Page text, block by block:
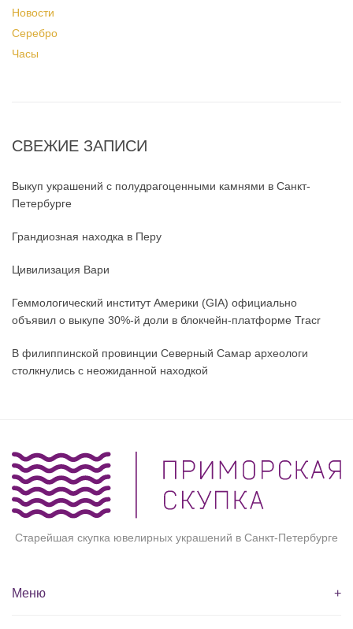
Новости
Серебро
Часы
СВЕЖИЕ ЗАПИСИ
Выкуп украшений с полудрагоценными камнями в Санкт-
Петербурге
Грандиозная находка в Перу
Цивилизация Вари
Геммологический институт Америки (GIA) официально
объявил о выкупе 30%-й доли в блокчейн-платформе Tracr
В филиппинской провинции Северный Самар археологи
столкнулись с неожиданной находкой
Старейшая скупка ювелирных украшений в Санкт-Петербурге
Меню +